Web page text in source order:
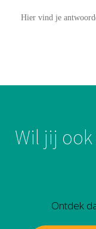
Hier vind je
Wil jij ook
Ontdek